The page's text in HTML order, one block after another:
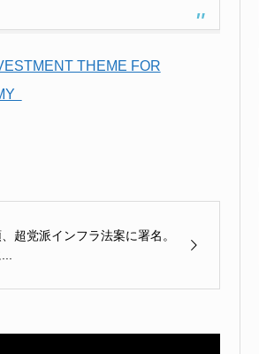
THEME FOR
超党派インフラ法案に署名。